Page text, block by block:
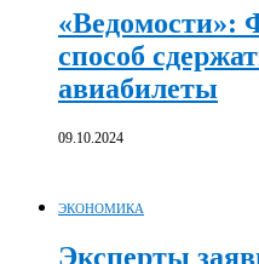
«Ведомости»:
способ
авиабилеты
09.10.2024
ЭКОНОМИКА
Эксперты